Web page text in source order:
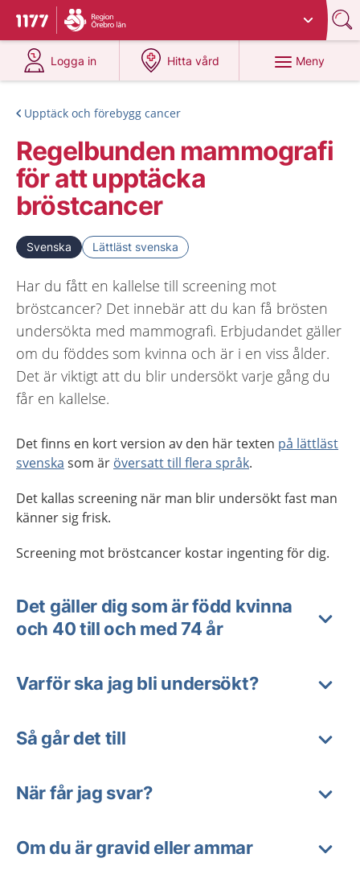
Till startsidan för 1177
Du har valt region
Logga in
på 1177.se
Hitta vård
på 1177.se
Meny
Upptäck och förebygg cancer
Regelbunden mammografi
för att upptäcka
bröstcancer
Svenska Lättläst svenska
Har du fått en kallelse till screening mot
bröstcancer? Det innebär att du kan få brösten
undersökta med mammografi. Erbjudandet gäller
om du föddes som kvinna och är i en viss ålder.
Det är viktigt att du blir undersökt varje gång du
får en kallelse.
Det finns en kort version av den här texten på lättläst
svenska som är översatt till flera språk.
Det kallas screening när man blir undersökt fast man
känner sig frisk.
Screening mot bröstcancer kostar ingenting för dig.
Det gäller dig som är född kvinna
och 40 till och med 74 år
Varför ska jag bli undersökt?
Så går det till
När får jag svar?
Om du är gravid eller ammar